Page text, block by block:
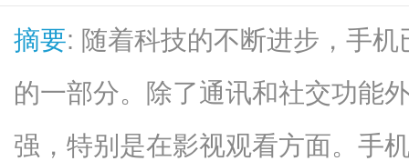
摘要: 随着科技的不断进步，手
的一部分。除了通讯和社交功能
强，特别是在影视观看方面。手